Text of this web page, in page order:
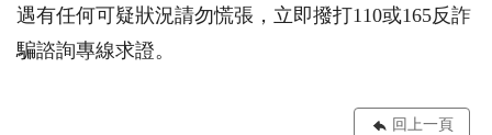
遇有任何可疑狀況請勿慌張，立即撥打110或165反詐
騙諮詢專線求證。
回上一頁